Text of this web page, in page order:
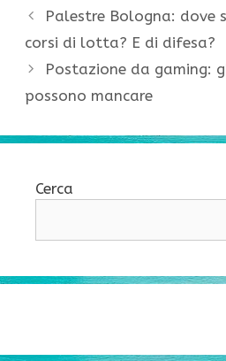
Palestre Bologna: dove
corsi di lotta? E di difesa?
Postazione da gaming:
possono mancare
Cerca